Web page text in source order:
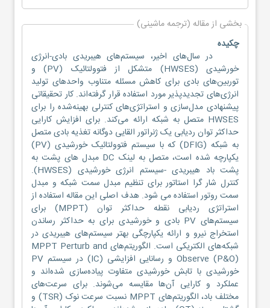
بخشی از مقاله (ترجمه ماشینی)
چکیده
در سال‌های اخیر، سیستم‌های هیبریدی بادی-انرژی
خورشیدی (HWSES) متشکل از فتوولتائیک (PV) و
توربین‌های بادی برای کاهش مسئله متناوب واحدهای تولید
انرژی‌های تجدیدپذیر مورد استفاده قرار گرفته‌اند. کار تحقیقاتی
پیشنهادی مدل‌سازی و استراتژی‌های کنترلی بهینه‌شده را برای
HWSES متصل به شبکه ارائه می‌کند. برای افزایش کارایی
حداکثر توان ردیابی یک ژنراتور القایی دوگانه تغذیه بادی متصل
به شبکه (DFIG) که با سیستم فتوولتائیک خورشیدی (PV)
یکپارچه شده است، متصل به لینک DC مبدل های پشت به
پشت باد هیبریدی -سیستم انرژی خورشیدی (HWSES).
کنترل شار گرا استاتور برای تنظیم مبدل سمت شبکه و مبدل
سمت روتور استفاده می شود. هدف اصلی این مقاله استفاده از
استراتژی ردیابی نقطه حداکثر توان (MPPT) برای
سیستم‌های PV بادی و خورشیدی برای به حداکثر رساندن
استخراج نیرو و ارائه یکپارچگی بهتر سیستم‌های هیبریدی در
شبکه‌های الکتریکی است. الگوریتم‌های MPPT Perturb and
Observe (P&O) و رسانایی افزایشی (IC) در سیستم PV
خورشیدی با تابش خورشیدی متفاوت پیاده‌سازی شده‌اند و
عملکرد و کارایی آن‌ها مقایسه می‌شوند. برای سرعت‌های
مختلف باد، الگوریتم‌های MPPT نسبت سرعت نوک (TSR) و